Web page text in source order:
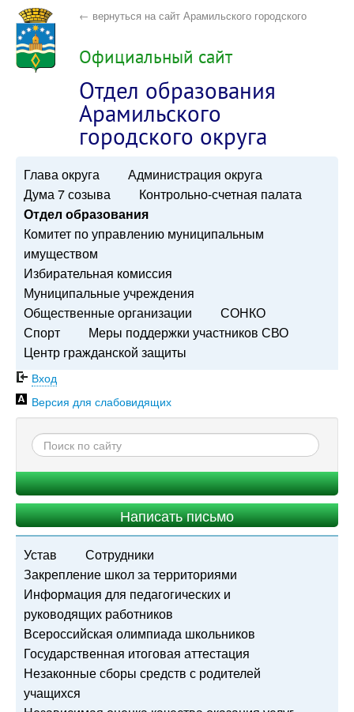
← вернуться на сайт Арамильского городского
округа
Официальный сайт
Отдел образования
Арамильского
городского округа
Глава округа
Администрация округа
Дума 7 созыва
Контрольно-счетная палата
Отдел образования
Комитет по управлению муниципальным
имуществом
Избирательная комиссия
Муниципальные учреждения
Общественные организации
СОНКО
Спорт
Меры поддержки участников СВО
Центр гражданской защиты
Вход
Версия для слабовидящих
Написать письмо
Устав
Сотрудники
Закрепление школ за территориями
Информация для педагогических и
руководящих работников
Всероссийская олимпиада школьников
Государственная итоговая аттестация
Незаконные сборы средств с родителей
учащихся